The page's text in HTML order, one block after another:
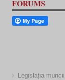
FORUMS
Legislația muncii